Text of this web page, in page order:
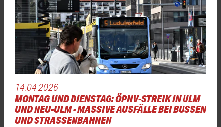
14.04.2026
MONTAG UND DIENSTAG: ÖPNV-STREIK IN ULM
UND NEU-ULM - MASSIVE AUSFÄLLE BEI BUSSEN
UND STRASSENBAHNEN